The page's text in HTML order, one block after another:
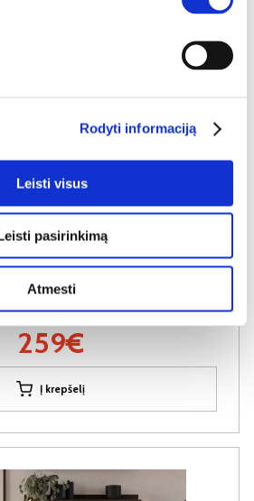
Rodyti informaciją
Leisti visus
pasirinkimą
Atmesti
2D3S
259€
Į krepšelį